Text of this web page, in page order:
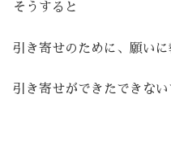
そうすると
引き寄せのために、願いに
引き寄せができたできな